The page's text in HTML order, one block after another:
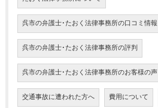
呉市の弁護士･たおく法律事務所の口コミ情報
呉市の弁護士･たおく法律事務所の評判
呉市の弁護士･たおく法律事務所のお客様の声
交通事故に遭われた方へ 費用について